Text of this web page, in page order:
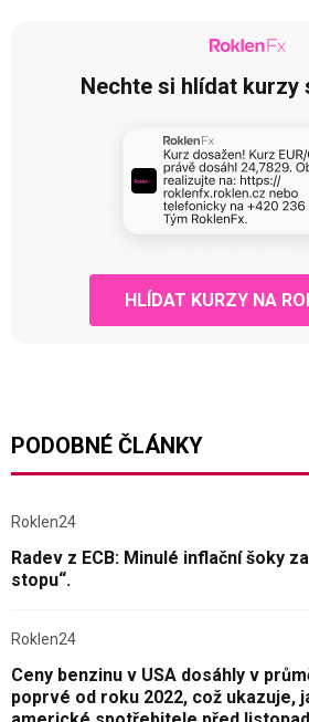
Nechte si hlídat kurzy
HLÍDAT KURZY NA
PODOBNÉ ČLÁNKY
Roklen24
Radev z ECB: Minulé inflační šoky
stopu“.
Roklen24
Ceny benzinu v USA dosáhly v
poprvé od roku 2022, což ukazuje,